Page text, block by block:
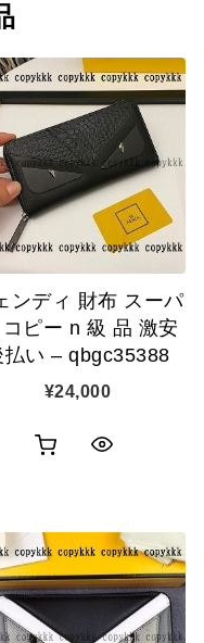
ンディ 財布 スーパ
ピー n 級 品 激安
払い – qbgc35388
¥24,000